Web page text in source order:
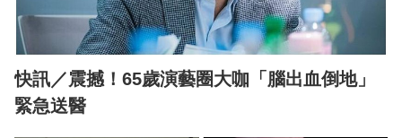
快訊／震撼！65歲演藝圈大咖「腦出血倒地」
緊急送醫